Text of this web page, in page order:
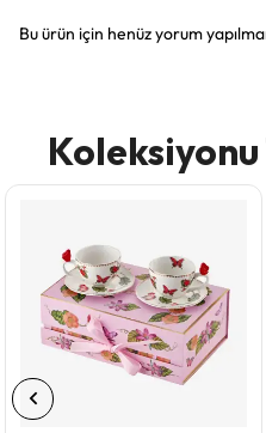
Bu ürün için henüz yorum